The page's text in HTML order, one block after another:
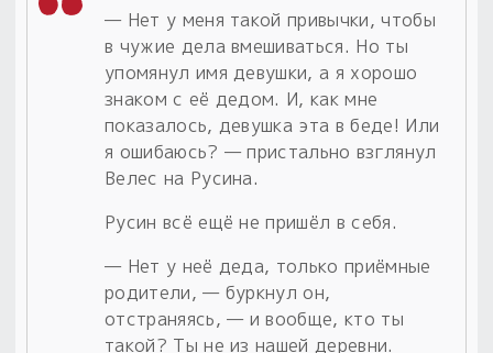
— Нет у меня такой привычки, чтобы
в чужие дела вмешиваться. Но ты
упомянул имя девушки, а я хорошо
знаком с её дедом. И, как мне
показалось, девушка эта в беде! Или
я ошибаюсь? — пристально взглянул
Велес на Русина.
Русин всё ещё не пришёл в себя.
— Нет у неё деда, только приёмные
родители, — буркнул он,
отстраняясь, — и вообще, кто ты
такой? Ты не из нашей деревни.